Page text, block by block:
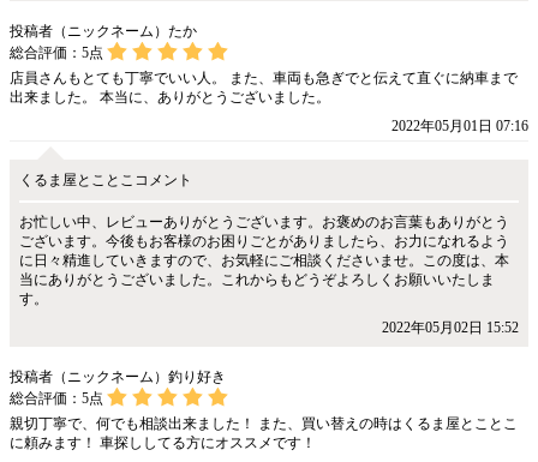
投稿者（ニックネーム）たか
総合評価： 5点
店員さんもとても丁寧でいい人。 また、車両も急ぎでと伝えて直ぐに納車まで
出来ました。 本当に、ありがとうございました。
2022年05月01日 07:16
くるま屋とことこコメント
お忙しい中、レビューありがとうございます。お褒めのお言葉もありがとう
ございます。今後もお客様のお困りごとがありましたら、お力になれるよう
に日々精進していきますので、お気軽にご相談くださいませ。この度は、本
当にありがとうございました。これからもどうぞよろしくお願いいたしま
す。
2022年05月02日 15:52
投稿者（ニックネーム）釣り好き
総合評価： 5点
親切丁寧で、何でも相談出来ました！ また、買い替えの時はくるま屋とことこ
に頼みます！ 車探ししてる方にオススメです！